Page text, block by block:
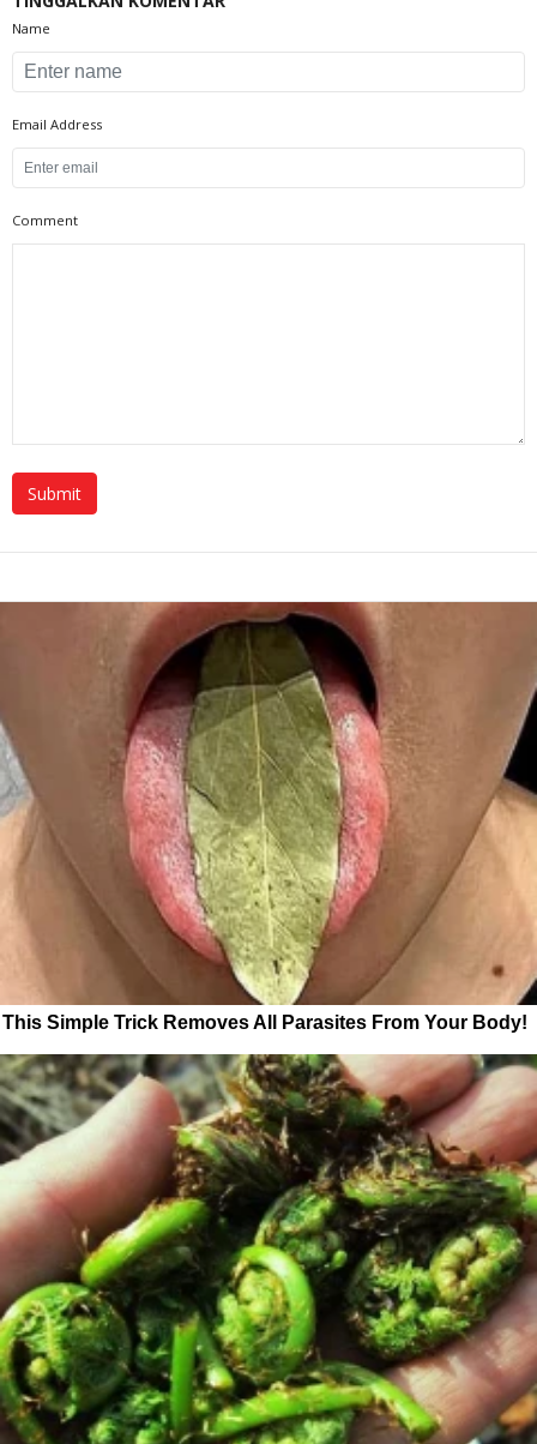
Name
Email Address
Comment
This Simple Trick Removes All Parasites From Your Body!